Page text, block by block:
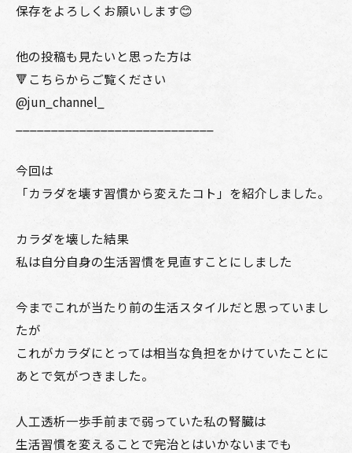
保存をよろしくお願いします😊
他の投稿も見たいと思った方は
🔻こちらからご覧ください
@jun_channel_
今回は
「カラダを壊す習慣から変えたコト」を紹介しました。
カラダを壊した結果
私は自分自身の生活習慣を見直すことにしました
今までこれが当たり前の生活スタイルだと思っていまし
たが
これがカラダにとっては相当な負担をかけていたことに
あとで気がつきました。
人工透析一歩手前まで弱っていた私の腎臓は
生活習慣を変えることで完治とはいかないまでも